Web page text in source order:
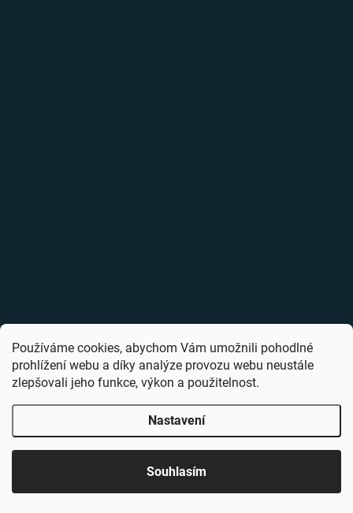
Používáme cookies, abychom Vám umožnili pohodlné
prohlížení webu a díky analýze provozu webu neustále
zlepšovali jeho funkce, výkon a použitelnost.
Nastavení
Souhlasím